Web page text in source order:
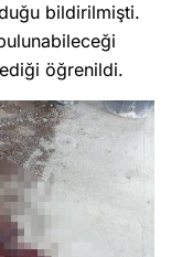
bildirilmişti.
öğrenildi.